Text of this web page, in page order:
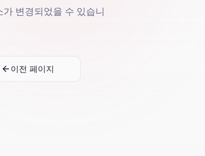
변경되었을 수 있습니
이전 페이지